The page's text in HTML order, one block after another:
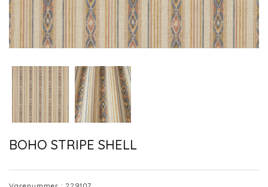
BOHO STRIPE SHELL